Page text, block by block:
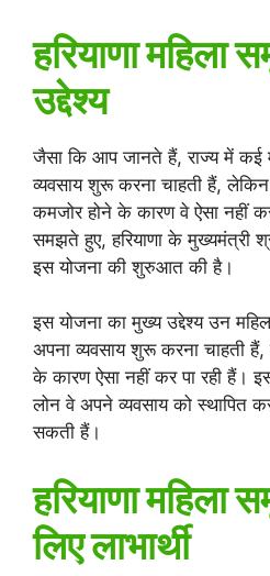
हरियाणा महिला
उद्देश्य
जैसा कि आप जानते हैं, राज्य में कई
व्यवसाय शुरू करना चाहती हैं,
कमजोर होने के कारण वे ऐसा नहीं
समझते हुए, हरियाणा के मुख्यमंत्री
इस योजना की शुरुआत की है।
इस योजना का मुख्य उद्देश्य उन
अपना व्यवसाय शुरू करना चाहती हैं,
के कारण ऐसा नहीं कर पा रही हैं।
लोन वे अपने व्यवसाय को स्थापित
सकती हैं।
हरियाणा महिला
लिए लाभार्थी